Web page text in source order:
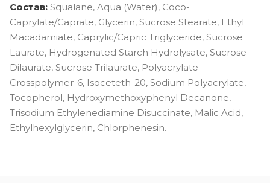
Состав: Squalane, Aqua (Water), Coco-
Caprylate/Caprate, Glycerin, Sucrose Stearate, Ethyl
Macadamiate, Caprylic/Capric Triglyceride, Sucrose
Laurate, Hydrogenated Starch Hydrolysate, Sucrose
Dilaurate, Sucrose Trilaurate, Polyacrylate
Crosspolymer-6, Isoceteth-20, Sodium Polyacrylate,
Tocopherol, Hydroxymethoxyphenyl Decanone,
Trisodium Ethylenediamine Disuccinate, Malic Acid,
Ethylhexylglycerin, Chlorphenesin.